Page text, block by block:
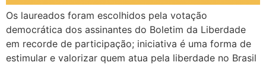
Os laureados foram escolhidos pela votação
democrática dos assinantes do Boletim da Liberdade
em recorde de participação; iniciativa é uma forma de
estimular e valorizar quem atua pela liberdade no Brasil